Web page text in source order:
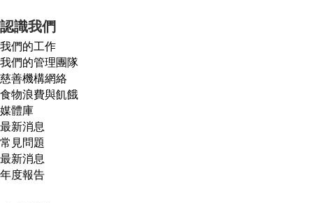
認識我們
我們的工作
我們的管理團隊
慈善機構網絡
食物浪費與飢餓
媒體庫
最新消息
常見問題
最新消息
年度報告